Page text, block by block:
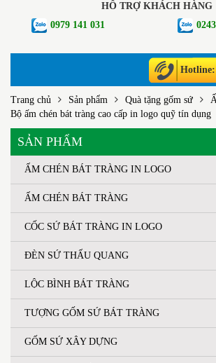
HỖ TRỢ KHÁCH HÀNG
0979 141 031
Hotline:
Trang chủ Sản phẩm Quà tặng gốm sứ
Bộ ấm chén bát tràng cao cấp in logo quỹ tín dụng
SẢN PHẨM
ẤM CHÉN BÁT TRÀNG IN LOGO
ẤM CHÉN BÁT TRÀNG
CỐC SỨ BÁT TRÀNG IN LOGO
ĐÈN SỨ THẤU QUANG
LỘC BÌNH BÁT TRÀNG
TƯỢNG GỐM SỨ BÁT TRÀNG
GỐM SỨ XÂY DỰNG